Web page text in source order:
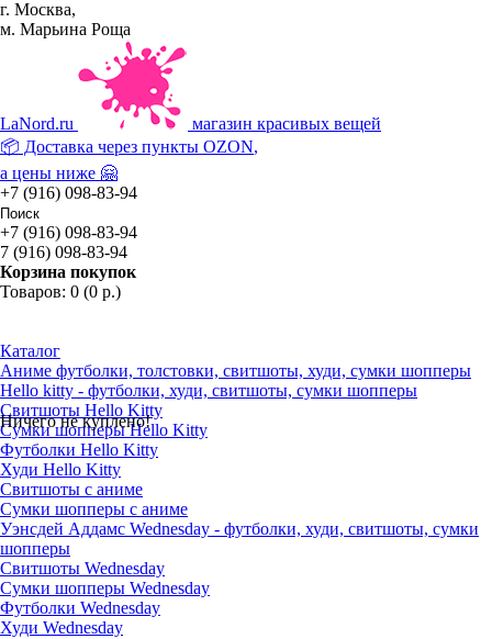
г. Москва,
м. Марьина Роща
LaNord.ru
магазин красивых вещей
📦 Доставка через пункты OZON,
а цены ниже 🤗
+7 (916) 098-83-94
+7 (916) 098-83-94
7 (916) 098-83-94
Корзина покупок
Товаров: 0 (0 р.)
Ничего не куплено!
Каталог
Аниме футболки, толстовки, свитшоты, худи, сумки шопперы
Hello kitty - футболки, худи, свитшоты, сумки шопперы
Свитшоты Hello Kitty
Сумки шопперы Hello Kitty
Футболки Hello Kitty
Худи Hello Kitty
Свитшоты с аниме
Сумки шопперы с аниме
Уэнсдей Аддамс Wednesday - футболки, худи, свитшоты, сумки
шопперы
Свитшоты Wednesday
Сумки шопперы Wednesday
Футболки Wednesday
Худи Wednesday